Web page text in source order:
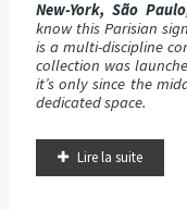
New-York, São Paulo
know this Parisian
is a multi-discipline
collection was
it’s only since the
dedicated space.
Lire la suite